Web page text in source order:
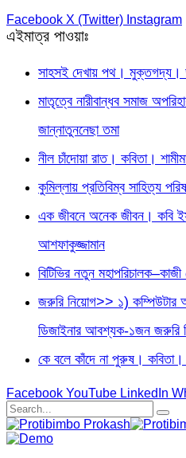
Facebook X (Twitter) Instagram
এইমাত্র পাওয়াঃ
সাহসই দেখায় পথ।
মাতৃত্বে নারীবান্ধব সমাজ
জান্নাতুননেছা তমা
নীল চাঁদোয়া রাত। কবিতা।
কুমিল্লায় প্রতিবিম্ব সাহিত্য
এক জীবনে অনেক জীবন। কবি
আশফাকুজ্জামান
বিটিভির নতুন
জরুরি নিয়োগ>> ১) কম্পিউটার
ডিজাইনার আবশ্যক-১জন
কে বলে কাঁদে না পুরুষ। কবিতা।
Facebook YouTube LinkedIn